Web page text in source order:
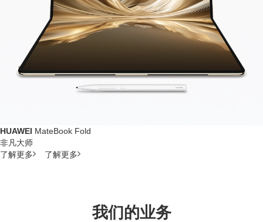
HUAWEI MateBook Fold
非凡大师
了解更多
了解更多
我们的业务